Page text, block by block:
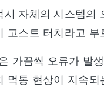
자체의 시스템
고스트 터치라고
가끔씩 오류가 발
먹통 현상이 지속